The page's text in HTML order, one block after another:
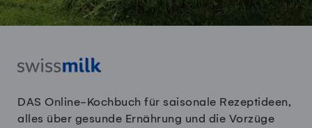
DAS Online-Kochbuch für saisonale Rezeptideen,
alles über gesunde Ernährung und die Vorzüge